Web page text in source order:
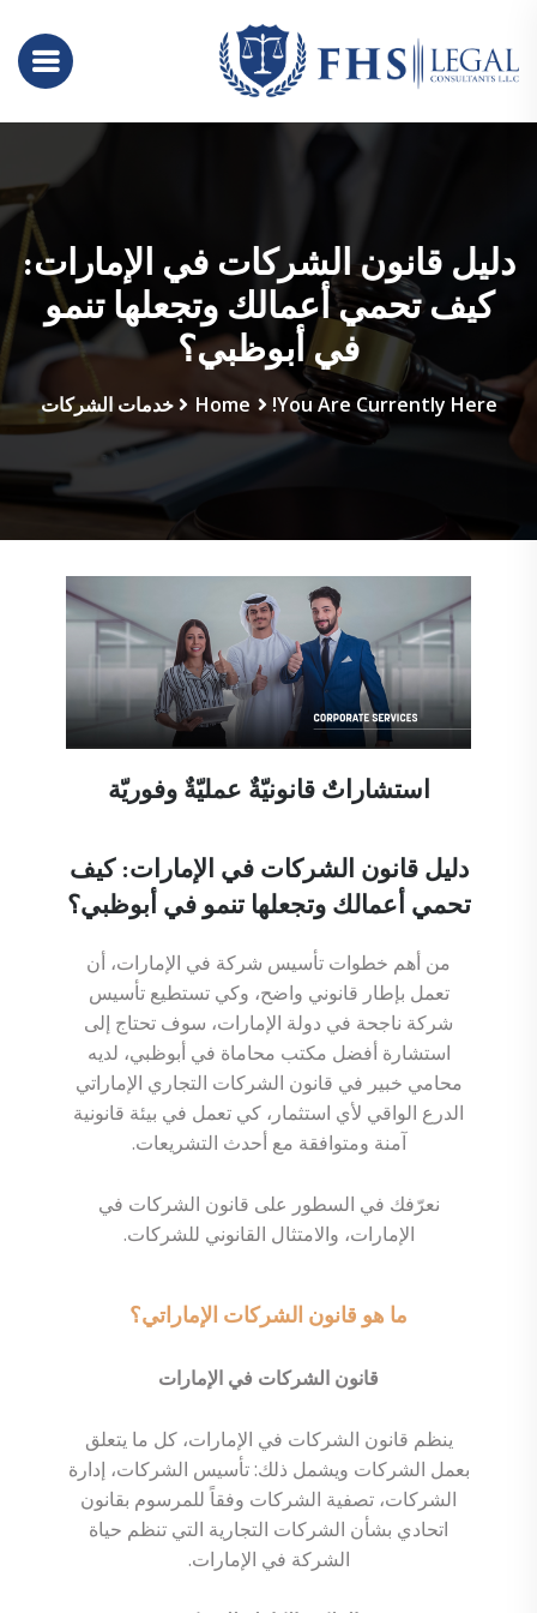
دليل قانون الشركات في الإمارات:
كيف تحمي أعمالك وتجعلها تنمو
في أبوظبي؟
You Are Currently Here!
Home خدمات الشركات
استشاراتٌ قانونيّةٌ عمليّةٌ وفوريّة
دليل قانون الشركات في الإمارات: كيف
تحمي أعمالك وتجعلها تنمو في أبوظبي؟
من أهم خطوات تأسيس شركة في الإمارات، أن
تعمل بإطار قانوني واضح، وكي تستطيع تأسيس
شركة ناجحة في دولة الإمارات، سوف تحتاج إلى
استشارة أفضل مكتب محاماة في أبوظبي، لديه
محامي خبير في قانون الشركات التجاري الإماراتي
الدرع الواقي لأي استثمار، كي تعمل في بيئة قانونية
آمنة ومتوافقة مع أحدث التشريعات.
نعرّفك في السطور على قانون الشركات في
الإمارات، والامتثال القانوني للشركات.
ما هو قانون الشركات الإماراتي؟
قانون الشركات في الإمارات
ينظم قانون الشركات في الإمارات، كل ما يتعلق
بعمل الشركات ويشمل ذلك: تأسيس الشركات، إدارة
الشركات، تصفية الشركات وفقاً للمرسوم بقانون
اتحادي بشأن الشركات التجارية التي تنظم حياة
الشركة في الإمارات.